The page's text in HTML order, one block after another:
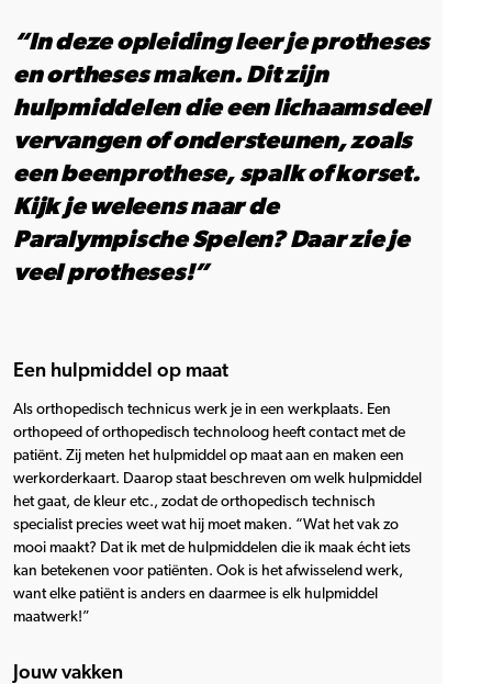
“In deze opleiding leer je protheses
en ortheses maken. Dit zijn
hulpmiddelen die een lichaamsdeel
vervangen of ondersteunen, zoals
een beenprothese, spalk of korset.
Kijk je weleens naar de
Paralympische Spelen? Daar zie je
veel protheses!”
Een hulpmiddel op maat
Als orthopedisch technicus werk je in een werkplaats. Een
orthopeed of orthopedisch technoloog heeft contact met de
patiënt. Zij meten het hulpmiddel op maat aan en maken een
werkorderkaart. Daarop staat beschreven om welk hulpmiddel
het gaat, de kleur etc., zodat de orthopedisch technisch
specialist precies weet wat hij moet maken. “Wat het vak zo
mooi maakt? Dat ik met de hulpmiddelen die ik maak écht iets
kan betekenen voor patiënten. Ook is het afwisselend werk,
want elke patiënt is anders en daarmee is elk hulpmiddel
maatwerk!”
Jouw vakken